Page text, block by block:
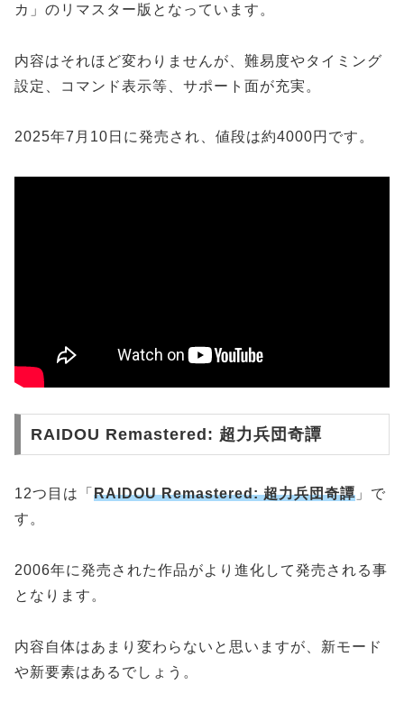
カ」のリマスター版となっています。
内容はそれほど変わりませんが、難易度やタイミング
設定、コマンド表示等、サポート面が充実。
2025年7月10日に発売され、値段は約4000円です。
RAIDOU Remastered: 超力兵団奇譚
12つ目は「 RAIDOU Remastered: 超力兵団奇譚 」で
す。
2006年に発売された作品がより進化して発売される事
となります。
内容自体はあまり変わらないと思いますが、新モード
や新要素はあるでしょう。